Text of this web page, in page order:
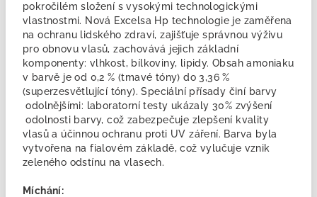
pokročilém složení s vysokými technologickými
vlastnostmi. Nová Excelsa Hp technologie je zaměřena
na ochranu lidského zdraví, zajišťuje správnou výživu
pro obnovu vlasů, zachovává jejich základní
komponenty: vlhkost, bílkoviny, lipidy. Obsah amoniaku
v barvě je od 0,2 % (tmavé tóny) do 3,36 %
(superzesvětlující tóny). Speciální přísady činí barvy
odolnějšími: laboratorní testy ukázaly 30% zvýšení
odolnosti barvy, což zabezpečuje zlepšení kvality
vlasů a účinnou ochranu proti UV záření. Barva byla
vytvořena na fialovém základě, což vylučuje vznik
zeleného odstínu na vlasech.
Míchání: